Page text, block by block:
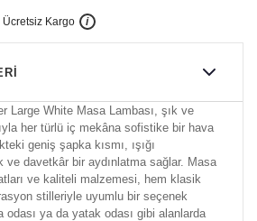
Ücretsiz Kargo i
Large White Masa Lambası, şık ve
her türlü iç mekâna sofistike bir hava
geniş şapka kısmı, ışığı
ve davetkâr bir aydınlatma sağlar. Masa
ve kaliteli malzemesi, hem klasik
stilleriyle uyumlu bir seçenek
odası ya da yatak odası gibi alanlarda